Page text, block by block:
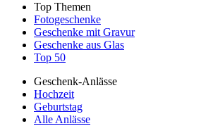
Top Themen
Fotogeschenke
Geschenke mit Gravur
Geschenke aus Glas
Top 50
Geschenk-Anlässe
Hochzeit
Geburtstag
Alle Anlässe